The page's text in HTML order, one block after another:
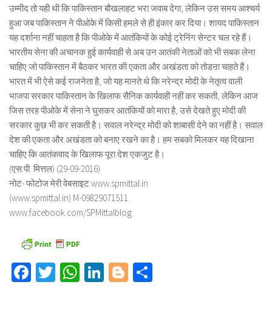
उम्मीद तो यही थी कि पाकिस्तान बौखलाहट भरा जवाब देगा, लेकिन उस समय आश्चर्य
हुआ जब पाकिस्तान ने पीओके में किसी हमले से ही इंकार कर दिया। शायद पाकिस्तान
यह दर्शाना नहीं चाहता है कि पीओके में आतंकियों के कोई ट्रेनिंग सेन्टर चल रहे हैं।
भारतीय सेना की अचानक हुई कार्यवाही से अब उन आतंकी नेताओं को भी सबक लेना
चाहिए जो पाकिस्तान में बैठकर भारत की एकता और अखंडता को तोडऩा चाहते हैं।
भारत में भी ऐसे कई राजनेता है, जो यह मानते थे कि नरेन्द्र मोदी के नेतृत्व वाली
भाजपा सरकार पाकिस्तान के खिलाफ सैनिक कार्यवाही नहीं कर सकती, लेकिन आज
जिस तरह पीओके में सेना ने घुसकर आतंकियों को मारा है, उसे देखते हुए मोदी की
सरकार कुछ भी कर सकती है। सवाल नरेन्द्र मोदी को शाबासी देने का नहीं है। सवाल
देश की एकता और अखंडता को बनाए रखने का है। हम सबको मिलकर यह दिखाना
चाहिए कि आतंकवाद के खिलाफ पूरा देश एकजुट है।
(एस.पी. मित्तल) (29-09-2016)
नोट- फोटोज मेरी वेबसाइट www.spmittal.in
(www.spmittal.in) M-09829071511
www.facebook.com/SPMittalblog
Facebook
TwitterWhatsApp
LinkedIn
Blogger